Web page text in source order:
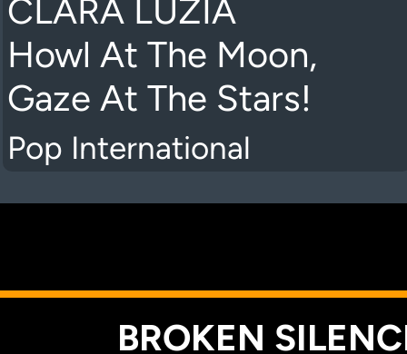
CLARA LUZIA
Howl At The Moon,
Gaze At The Stars!
Pop International
BROKEN